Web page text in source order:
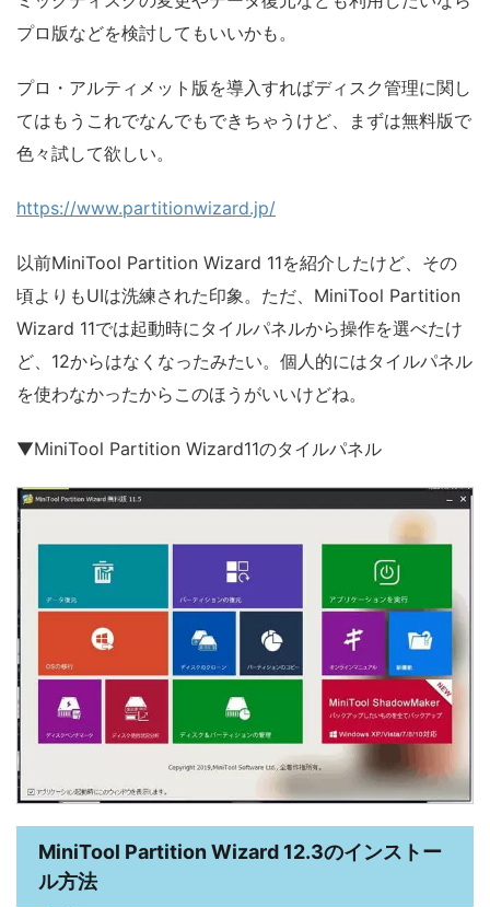
プロ版などを検討してもいいかも。
プロ・アルティメット版を導入すればディスク管理に関し
てはもうこれでなんでもできちゃうけど、まずは無料版で
色々試して欲しい。
https://www.partitionwizard.jp/
以前MiniTool Partition Wizard 11を紹介したけど、その
頃よりもUIは洗練された印象。ただ、MiniTool Partition
Wizard 11では起動時にタイルパネルから操作を選べたけ
ど、12からはなくなったみたい。個人的にはタイルパネル
を使わなかったからこのほうがいいけどね。
▼MiniTool Partition Wizard11のタイルパネル
MiniTool Partition Wizard 12.3のインストー
ル方法